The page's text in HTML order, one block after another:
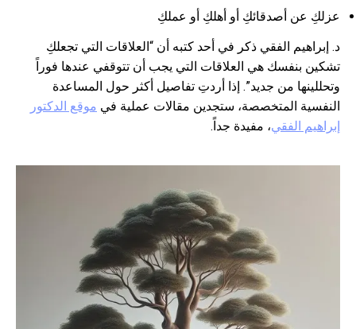
عزلكِ عن أصدقائكِ أو أهلكِ أو عملكِ
د. إبراهيم الفقي ذكر في أحد كتبه أن “العلاقات التي تجعلكِ
تشكين بنفسك هي العلاقات التي يجب أن تتوقفي عندها فوراً
وتحللينها من جديد”. إذا أردتِ تفاصيل أكثر حول المساعدة
النفسية المتخصصة، ستجدين مقالات عملية في موقع الدكتور
إبراهيم الفقي، مفيدة جداً.